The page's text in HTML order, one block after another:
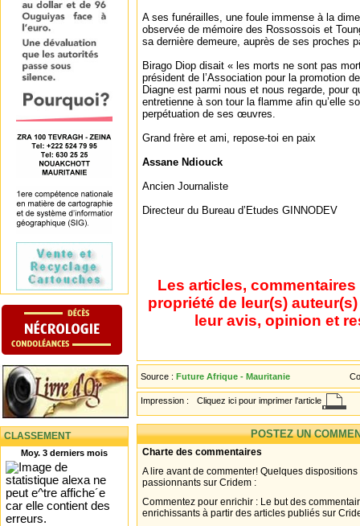
CLASSEMENT
Moy. 3 derniers mois
A ses funérailles, une foule immense à la
observée de mémoire des Rossossois et
sa dernière demeure, auprès de ses proches
Birago Diop disait « les morts ne sont pas
président de l’Association pour la promotion
Diagne est parmi nous et nous regarde, pour
entretienne à son tour la flamme afin qu’elle
perpétuation de ses œuvres.
Grand frère et ami, repose-toi en paix
Assane Ndiouck
Ancien Journaliste
Directeur du Bureau d’Etudes GINNODEV
Les articles,
propriété de leur(s)
leur avis, opinion et
Source : Future Afrique - Mauritanie
Impression : Cliquez ici pour imprimer l'article
POSTEZ UN
Charte des commentaires
A lire avant de commenter! Quelques
passionnants sur Cridem :
Commentez pour enrichir : Le but des
enrichissants à partir des articles publiés sur